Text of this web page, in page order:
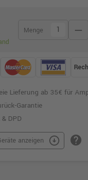
Menge remove
Lieferung ab 35€ für
Garantie
DPD
anzeigen arrow_circle_down help